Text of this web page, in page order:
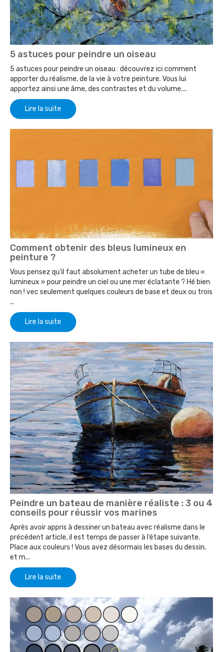
5 astuces pour peindre un oiseau
5 astuces pour peindre un oiseau : découvrez ici comment
apporter du réalisme, de la vie à votre peinture. Vous lui
apportez ainsi une âme, des contrastes et du volume....
Lire la suite
Comment obtenir des bleus lumineux en
peinture ?
Vous pensez qu’il faut absolument acheter un tube de bleu «
lumineux » pour peindre un ciel ou une mer éclatante ? Hé bien
non ! vec seulement quelques couleurs de base et deux ou trois
...
Lire la suite
Peindre un bateau de manière réaliste : 3 ou 4
conseils pour réussir vos marines
Après avoir appris à dessiner un bateau avec réalisme dans le
précédent article, il est temps de passer à l’étape suivante.
Place aux couleurs ! Vous avez désormais les bases du dessin,
et m...
Lire la suite